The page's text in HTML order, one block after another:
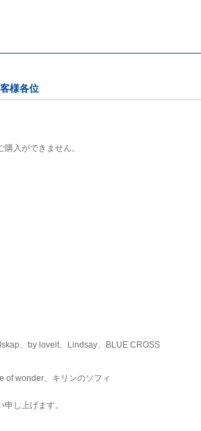
様各位
入ができません。
、by loveit、Lindsay、BLUE CROSS
of wonder、キリンのソフィ
し上げます。